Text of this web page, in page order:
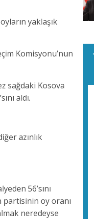
yaklaşık
Komisyonu’nun
sağdaki Kosova
aldı.
azınlık
56’sını
partisinin oy oranı
neredeyse